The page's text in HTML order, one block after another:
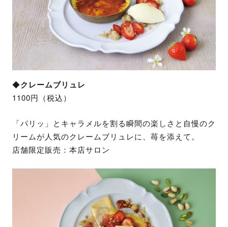
◆クレームブリュレ
1100円（税込）
「パリッ」とキャラメルを割る瞬間の楽しさと自慢のク
リームが人気のクレームブリュレに、苺を添えて。
店舗限定販売：本店サロン